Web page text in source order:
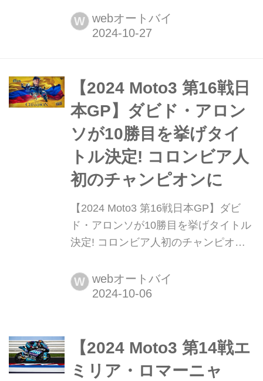
ショナル・サーキットでMotoGP第18
戦タイGPが行われた。Moto3クラスは
季に向けての生き残りをかけた戦いが
繰り...
W webオートバイ
​​【2024 Moto3 第16戦日
本GP】ダビド・アロン
ソが10勝目を挙げタイ
トル決定! コロンビア人
初のチャンピオンに
​​【2024 Moto3 第16戦日本GP】ダビ
ド・アロンソが10勝目を挙げタイトル
決定! コロンビア人初のチャンピオン
木県茂木町にあるモビリティリゾート
もてぎにて、MotoGP第16戦日本GPが
ラー参戦に加え、若松怜がFleetSafe
Honda - MLav Racingから代役...
W webオートバイ
​​【2024 Moto3 第14戦エ
ミリア・ロマーニャ